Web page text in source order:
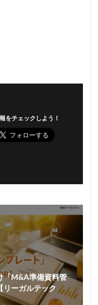
をチェックしよう！
「M&A準備資料管
リーガルテック